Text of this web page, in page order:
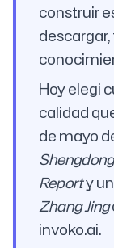
construir
Hoy elegi
calidad
de mayo
Reporty
Zhang Jing
invoko.ai.